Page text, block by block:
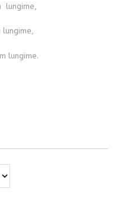
lungime,
lungime.